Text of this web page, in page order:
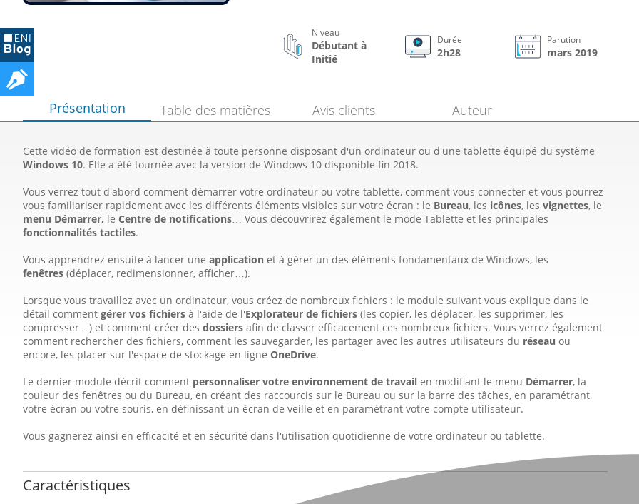
Niveau
Débutant à
Initié
Durée
2h28
Parution
mars 2019
Présentation
Cette vidéo de formation est destinée à toute personne disposant d'un ordinateur ou d'une tablette équipé du système
Windows 10. Elle a été tournée avec la version de Windows 10 disponible fin 2018.
Vous verrez tout d'abord comment démarrer votre ordinateur ou votre tablette, comment vous connecter et vous pourrez
vous familiariser rapidement avec les différents éléments visibles sur votre écran : le Bureau, les icônes, les vignettes, le
menu Démarrer, le Centre de notifications… Vous découvrirez également le mode Tablette et les principales
fonctionnalités tactiles.
Vous apprendrez ensuite à lancer une application et à gérer un des éléments fondamentaux de Windows, les
fenêtres (déplacer, redimensionner, afficher…).
Lorsque vous travaillez avec un ordinateur, vous créez de nombreux fichiers : le module suivant vous explique dans le
détail comment gérer vos fichiers à l'aide de l'Explorateur de fichiers (les copier, les déplacer, les supprimer, les
compresser…) et comment créer des dossiers afin de classer efficacement ces nombreux fichiers. Vous verrez également
comment rechercher des fichiers, comment les sauvegarder, les partager avec les autres utilisateurs du réseau ou
encore, les placer sur l'espace de stockage en ligne OneDrive.
Le dernier module décrit comment personnaliser votre environnement de travail en modifiant le menu Démarrer, la
couleur des fenêtres ou du Bureau, en créant des raccourcis sur le Bureau ou sur la barre des tâches, en paramétrant
votre écran ou votre souris, en définissant un écran de veille et en paramétrant votre compte utilisateur.
Vous gagnerez ainsi en efficacité et en sécurité dans l'utilisation quotidienne de votre ordinateur ou tablette.
Caractéristiques
Table des matières Avis clients Auteur